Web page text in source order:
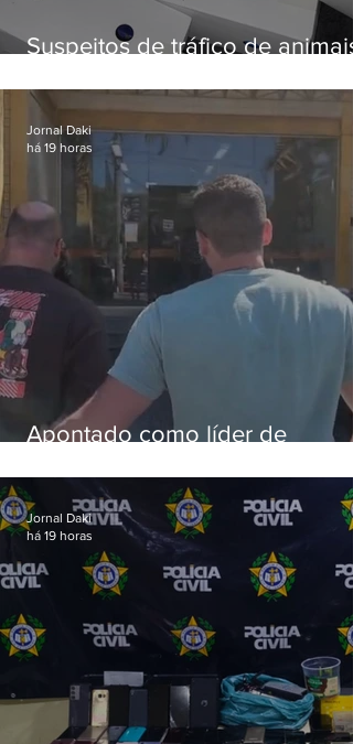
Suspeitos de tráfico de animais
aves
Apontado como líder de
aposentados é preso
Jornal Daki
há 19 horas
Jornal Daki
há 19 horas